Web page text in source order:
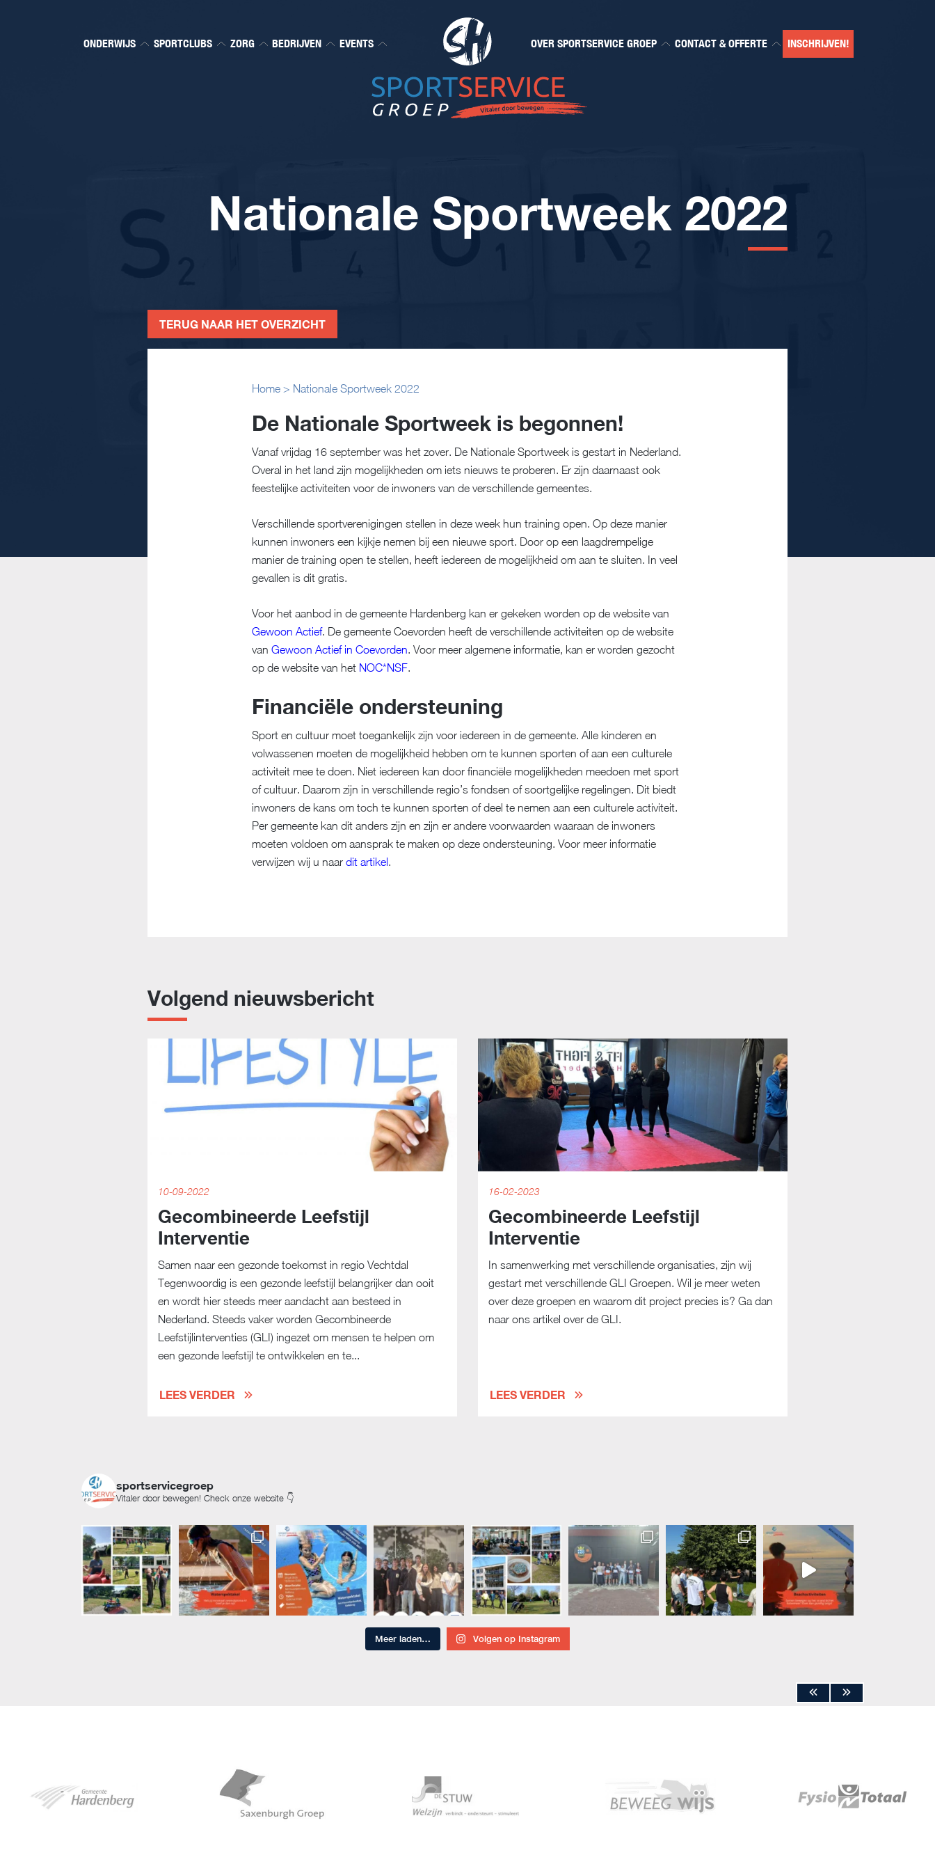
ONDERWIJS SPORTCLUBS ZORG BEDRIJVEN EVENTS OVER SPORTSERVICE GROEP CONTACT & OFFERTE INSCHRIJVEN!
Nationale Sportweek 2022
TERUG NAAR HET OVERZICHT
Home > Nationale Sportweek 2022
De Nationale Sportweek is begonnen!
Vanaf vrijdag 16 september was het zover. De Nationale Sportweek is gestart in Nederland.
Overal in het land zijn mogelijkheden om iets nieuws te proberen. Er zijn daarnaast ook
feestelijke activiteiten voor de inwoners van de verschillende gemeentes.
Verschillende sportverenigingen stellen in deze week hun training open. Op deze manier
kunnen inwoners een kijkje nemen bij een nieuwe sport. Door op een laagdrempelige
manier de training open te stellen, heeft iedereen de mogelijkheid om aan te sluiten. In veel
gevallen is dit gratis.
Voor het aanbod in de gemeente Hardenberg kan er gekeken worden op de website van
Gewoon Actief. De gemeente Coevorden heeft de verschillende activiteiten op de website
van Gewoon Actief in Coevorden. Voor meer algemene informatie, kan er worden gezocht
op de website van het NOC*NSF.
Financiële ondersteuning
Sport en cultuur moet toegankelijk zijn voor iedereen in de gemeente. Alle kinderen en
volwassenen moeten de mogelijkheid hebben om te kunnen sporten of aan een culturele
activiteit mee te doen. Niet iedereen kan door financiële mogelijkheden meedoen met sport
of cultuur. Daarom zijn in verschillende regio’s fondsen of soortgelijke regelingen. Dit biedt
inwoners de kans om toch te kunnen sporten of deel te nemen aan een culturele activiteit.
Per gemeente kan dit anders zijn en zijn er andere voorwaarden waaraan de inwoners
moeten voldoen om aansprak te maken op deze ondersteuning. Voor meer informatie
verwijzen wij u naar dit artikel.
Volgend nieuwsbericht
10-09-2022
Gecombineerde Leefstijl
Interventie
Samen naar een gezonde toekomst in regio Vechtdal
Tegenwoordig is een gezonde leefstijl belangrijker dan ooit
en wordt hier steeds meer aandacht aan besteed in
Nederland. Steeds vaker worden Gecombineerde
Leefstijlinterventies (GLI) ingezet om mensen te helpen om
een gezonde leefstijl te ontwikkelen en te...
LEES VERDER
16-02-2023
Gecombineerde Leefstijl
Interventie
In samenwerking met verschillende organisaties, zijn wij
gestart met verschillende GLI Groepen. Wil je meer weten
over deze groepen en waarom dit project precies is? Ga dan
naar ons artikel over de GLI.
LEES VERDER
sportservicegroep
Vitaler door bewegen! Check onze website 👇
Meer laden… Volgen op Instagram